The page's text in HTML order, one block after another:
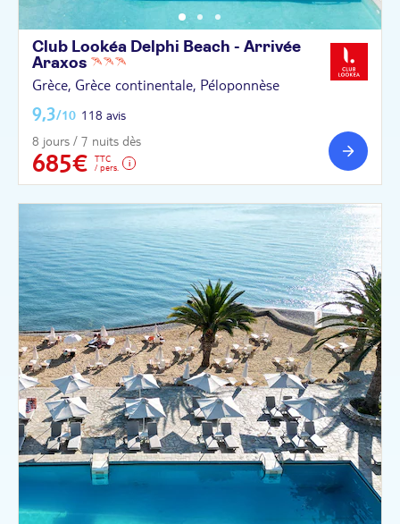
Club Lookéa Delphi Beach - Arrivée
Araxos
Grèce, Grèce continentale, Péloponnèse
9,3/10 118 avis
8 jours / 7 nuits dès
685€
TTC
/ pers.